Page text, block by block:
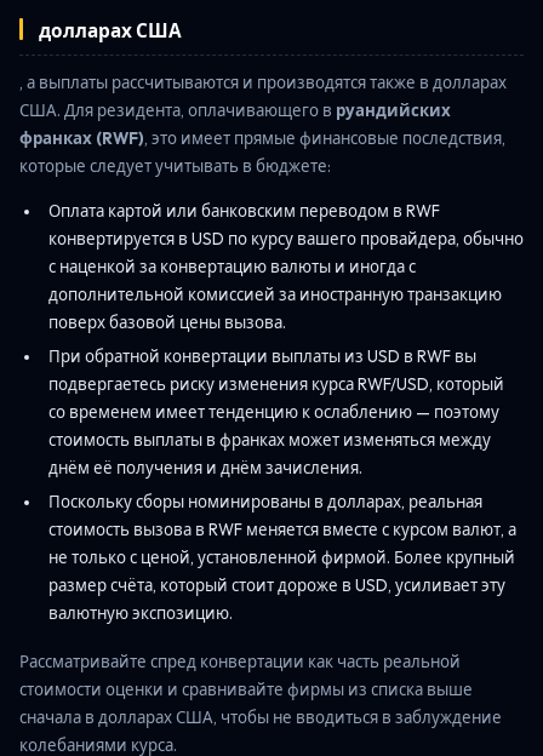
долларах США
, а выплаты рассчитываются и производятся также в долларах
США. Для резидента, оплачивающего в руандийских
франках (RWF) , это имеет прямые финансовые последствия,
которые следует учитывать в бюджете:
Оплата картой или банковским переводом в RWF
конвертируется в USD по курсу вашего провайдера, обычно
с наценкой за конвертацию валюты и иногда с
дополнительной комиссией за иностранную транзакцию
поверх базовой цены вызова.
При обратной конвертации выплаты из USD в RWF вы
подвергаетесь риску изменения курса RWF/USD, который
со временем имеет тенденцию к ослаблению — поэтому
стоимость выплаты в франках может изменяться между
днём её получения и днём зачисления.
Поскольку сборы номинированы в долларах, реальная
стоимость вызова в RWF меняется вместе с курсом валют, а
не только с ценой, установленной фирмой. Более крупный
размер счёта, который стоит дороже в USD, усиливает эту
валютную экспозицию.
Рассматривайте спред конвертации как часть реальной
стоимости оценки и сравнивайте фирмы из списка выше
сначала в долларах США, чтобы не вводиться в заблуждение
колебаниями курса.